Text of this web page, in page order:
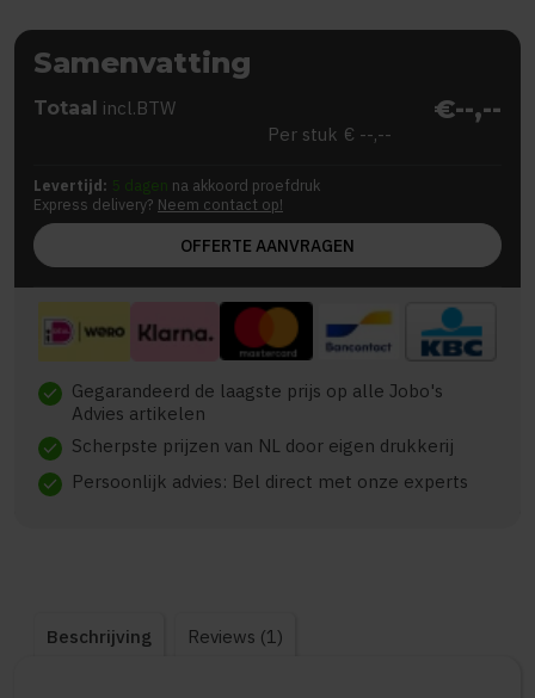
Samenvatting
Totaal incl.BTW €--,--
Per stuk € --,--
Levertijd: 5 dagen na akkoord proefdruk
Express delivery? Neem contact op!
OFFERTE AANVRAGEN
check Gegarandeerd de laagste prijs op alle Jobo's
Advies artikelen
check Scherpste prijzen van NL door eigen drukkerij
check Persoonlijk advies: Bel direct met onze experts
Beschrijving Reviews (1)